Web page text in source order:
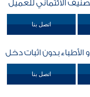
الائتماني للعميل
اتصل بنا
بدون اثبات دخل
اتصل بنا